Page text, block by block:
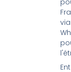
via